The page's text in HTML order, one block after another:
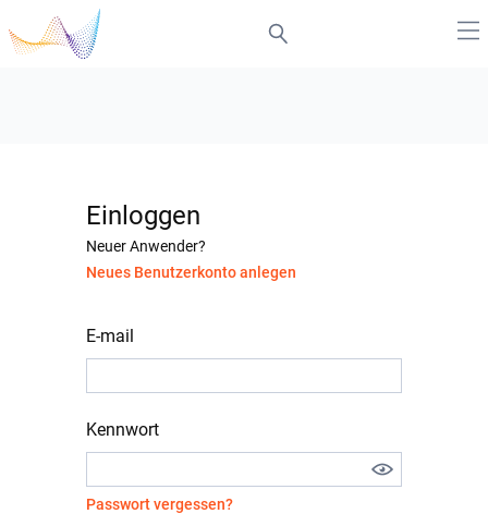
Einloggen
Neuer Anwender?
Neues Benutzerkonto anlegen
E-mail
Kennwort
Passwort vergessen?